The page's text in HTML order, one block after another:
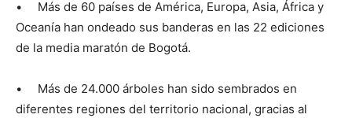
• Más de 60 países de América, Europa, Asia, África y
Oceanía han ondeado sus banderas en las 22 ediciones
de la media maratón de Bogotá.
• Más de 24.000 árboles han sido sembrados en
diferentes regiones del territorio nacional, gracias al